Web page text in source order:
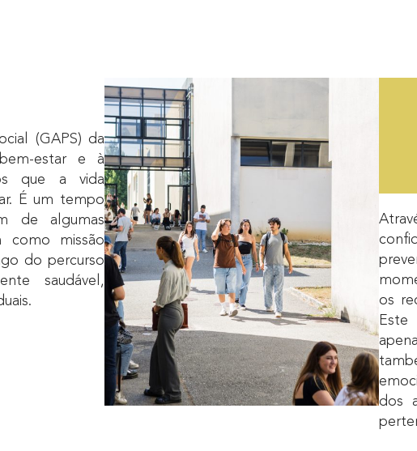
(GAPS) da
estar e à
que a vida
É um tempo
de algumas
como missão
do percurso
saudável,
os
dos